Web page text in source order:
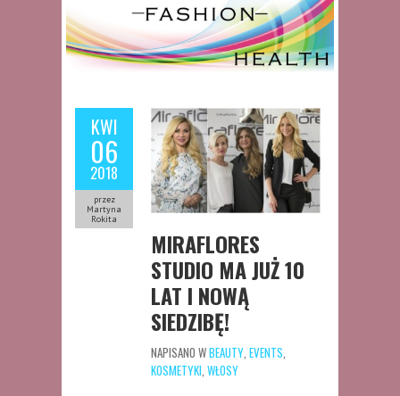
KWI
06
2018
przez
Martyna
Rokita
MIRAFLORES
STUDIO MA JUŻ 10
LAT I NOWĄ
SIEDZIBĘ!
NAPISANO WBEAUTY EVENTS
KOSMETYKI WŁOSY